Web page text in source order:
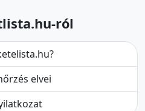
ról
elvei